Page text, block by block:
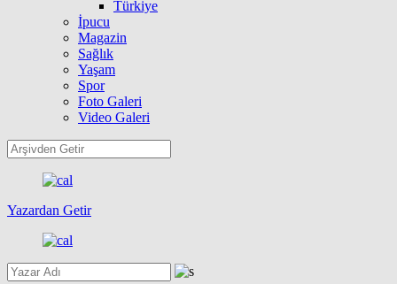
Türkiye
İpucu
Magazin
Sağlık
Yaşam
Spor
Foto Galeri
Video Galeri
Yazardan Getir